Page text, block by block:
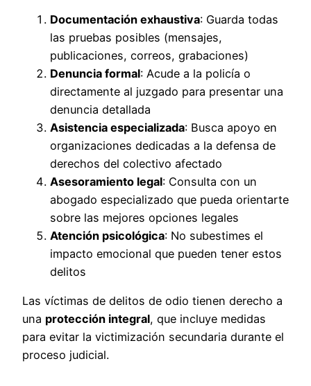
Documentación exhaustiva: Guarda todas
las pruebas posibles (mensajes,
publicaciones, correos, grabaciones)
Denuncia formal: Acude a la policía o
directamente al juzgado para presentar una
denuncia detallada
Asistencia especializada: Busca apoyo en
organizaciones dedicadas a la defensa de
derechos del colectivo afectado
Asesoramiento legal: Consulta con un
abogado especializado que pueda orientarte
sobre las mejores opciones legales
Atención psicológica: No subestimes el
impacto emocional que pueden tener estos
delitos
Las víctimas de delitos de odio tienen derecho a
una protección integral, que incluye medidas
para evitar la victimización secundaria durante el
proceso judicial.